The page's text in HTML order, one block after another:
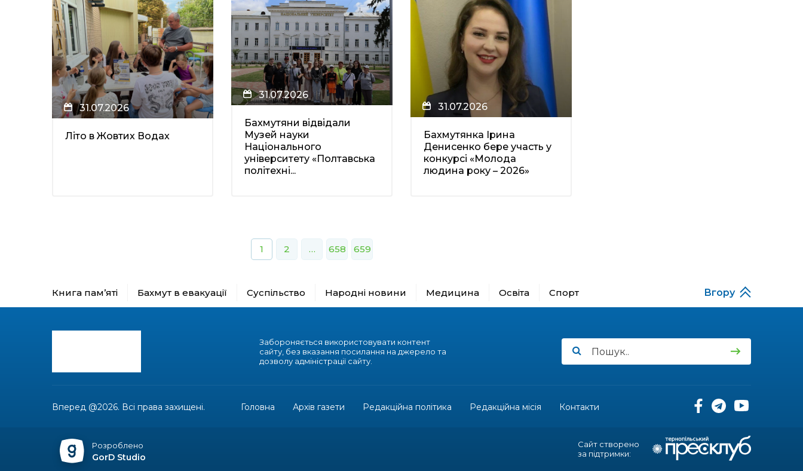
31.07.2026
Літо в Жовтих Водах
31.07.2026
Бахмутяни відвідали
Музей науки
Національного
університету «Полтавська
політехні...
31.07.2026
Бахмутянка Ірина
Денисенко бере участь у
конкурсі «Молода
людина року – 2026»
1 2 … 658 659
постатей Бахмута –
Борис Сергійович Вальх,
видатний лікар,
13:19
професійним святом
24 лип
14:38
23 лип
Кабмін запровадив
персональне
фінансування соцпослуг
Книга пам’яті Бахмут в евакуації Суспільство Народні новини Медицина Освіта Спорт Вгору
Забороняється використовувати контент
сайту, без вказання посилання на джерело та
дозволу адміністрації сайту.
Вперед @2026. Всі права захищені. Головна Архів газети Редакційна політика Редакційна місія Контакти
Розроблено
GorD Studio
Сайт створено
за підтримки: